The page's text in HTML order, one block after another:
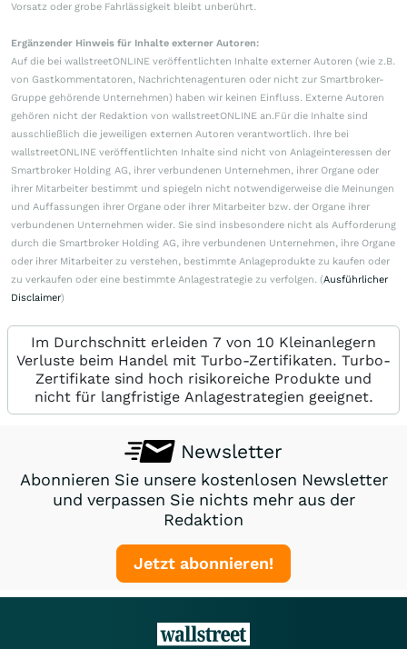
Vorsatz oder grobe Fahrlässigkeit bleibt unberührt.
Ergänzender Hinweis für Inhalte externer Autoren:
Auf die bei wallstreetONLINE veröffentlichten Inhalte externer Autoren (wie z.B.
von Gastkommentatoren, Nachrichtenagenturen oder nicht zur Smartbroker-
Gruppe gehörende Unternehmen) haben wir keinen Einfluss. Externe Autoren
gehören nicht der Redaktion von wallstreetONLINE an.Für die Inhalte sind
ausschließlich die jeweiligen externen Autoren verantwortlich. Ihre bei
wallstreetONLINE veröffentlichten Inhalte sind nicht von Anlageinteressen der
Smartbroker Holding AG, ihrer verbundenen Unternehmen, ihrer Organe oder
ihrer Mitarbeiter bestimmt und spiegeln nicht notwendigerweise die Meinungen
und Auffassungen ihrer Organe oder ihrer Mitarbeiter bzw. der Organe ihrer
verbundenen Unternehmen wider. Sie sind insbesondere nicht als Aufforderung
durch die Smartbroker Holding AG, ihre verbundenen Unternehmen, ihre Organe
oder ihrer Mitarbeiter zu verstehen, bestimmte Anlageprodukte zu kaufen oder
zu verkaufen oder eine bestimmte Anlagestrategie zu verfolgen. (Ausführlicher
Disclaimer)
Im Durchschnitt erleiden 7 von 10 Kleinanlegern
Verluste beim Handel mit Turbo-Zertifikaten. Turbo-
Zertifikate sind hoch risikoreiche Produkte und
nicht für langfristige Anlagestrategien geeignet.
Newsletter
Abonnieren Sie unsere kostenlosen Newsletter
und verpassen Sie nichts mehr aus der
Redaktion
Jetzt abonnieren!